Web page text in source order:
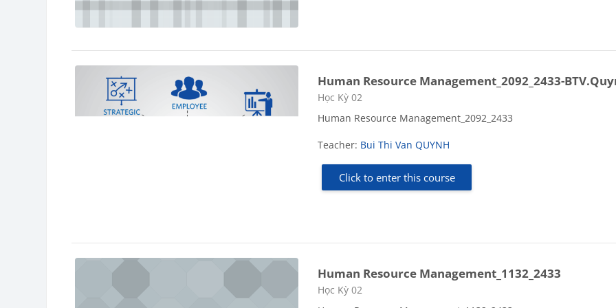
Human Resource Management_2092_2433-
Course category
Học Kỳ 02
Human Resource Management_2092_2433
Teacher: Bui Thi Van QUYNH
Click to enter this course
Human Resource Management_1132_2433
Course category
Học Kỳ 02